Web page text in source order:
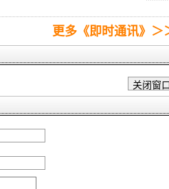
更多《即时通讯》＞